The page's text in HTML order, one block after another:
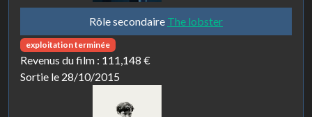
Rôle secondaire The lobster
exploitation terminée
Revenus du film : 111,148 €
Sortie le 28/10/2015